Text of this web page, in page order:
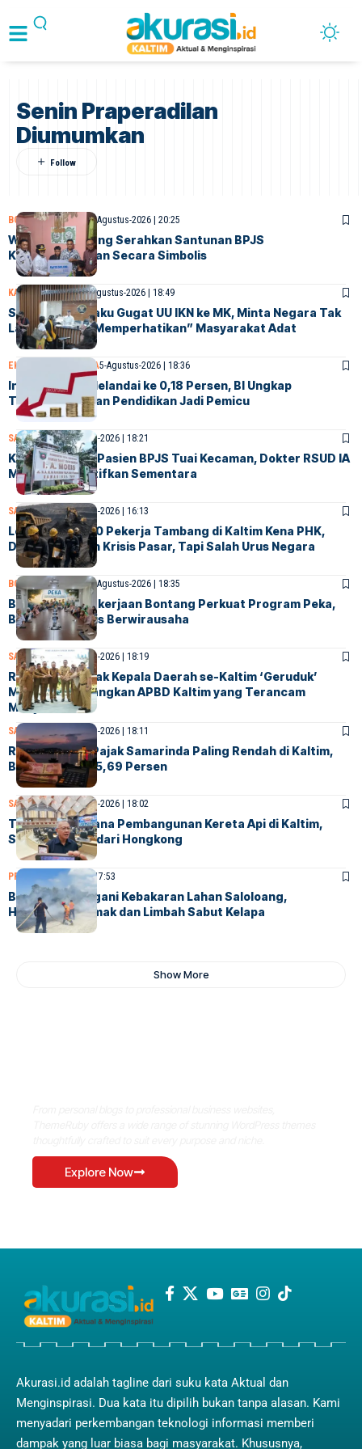
Senin Praperadilan
Diumumkan
BONTANG SOCIETY5-Agustus-2026 | 20:25
Walikota Bontang Serahkan Santunan BPJS
Ketenagakerjaan Secara Simbolis
KALTIMNASIONAL5-Agustus-2026 | 18:49
Suku Balik Sepaku Gugat UU IKN ke MK, Minta Negara Tak
Lagi Sekadar “Memperhatikan” Masyarakat Adat
EKONOMI SAMARINDA5-Agustus-2026 | 18:36
Inflasi Kaltim Melandai ke 0,18 Persen, BI Ungkap
Transportasi dan Pendidikan Jadi Pemicu
SAMARINDA5-Agustus-2026 | 18:21
Komentar Soal Pasien BPJS Tuai Kecaman, Dokter RSUD IA
Moeis Dinonaktifkan Sementara
SAMARINDA5-Agustus-2026 | 16:13
Lebih dari 4.000 Pekerja Tambang di Kaltim Kena PHK,
DPRD: Ini Bukan Krisis Pasar, Tapi Salah Urus Negara
BONTANGSOCIETY4-Agustus-2026 | 18:35
BPJS Ketenagakerjaan Bontang Perkuat Program Peka,
Bekali Ahli Waris Berwirausaha
SAMARINDA4-Agustus-2026 | 18:19
Rudy Mas’ud Ajak Kepala Daerah se-Kaltim ‘Geruduk’
Menkeu, Perjuangkan APBD Kaltim yang Terancam
Menyusut
SAMARINDA4-Agustus-2026 | 18:11
Realisasi DBH Pajak Samarinda Paling Rendah di Kaltim,
Baru Tembus 35,69 Persen
SAMARINDA 4-Agustus-2026 | 18:02
Tanggapi Wacana Pembangunan Kereta Api di Kaltim,
Samsun: APBD dari Hongkong
PPU 4-Agustus-2026 | 17:53
BPBD PPU Tangani Kebakaran Lahan Saloloang,
Hanguskan Semak dan Limbah Sabut Kelapa
Show More
Explore Now
Akurasi.id adalah tagline dari suku kata Aktual dan
Menginspirasi. Dua kata itu dipilih bukan tanpa alasan. Kami
menyadari perkembangan teknologi informasi memberi
dampak yang luar biasa bagi masyarakat. Khususnya,